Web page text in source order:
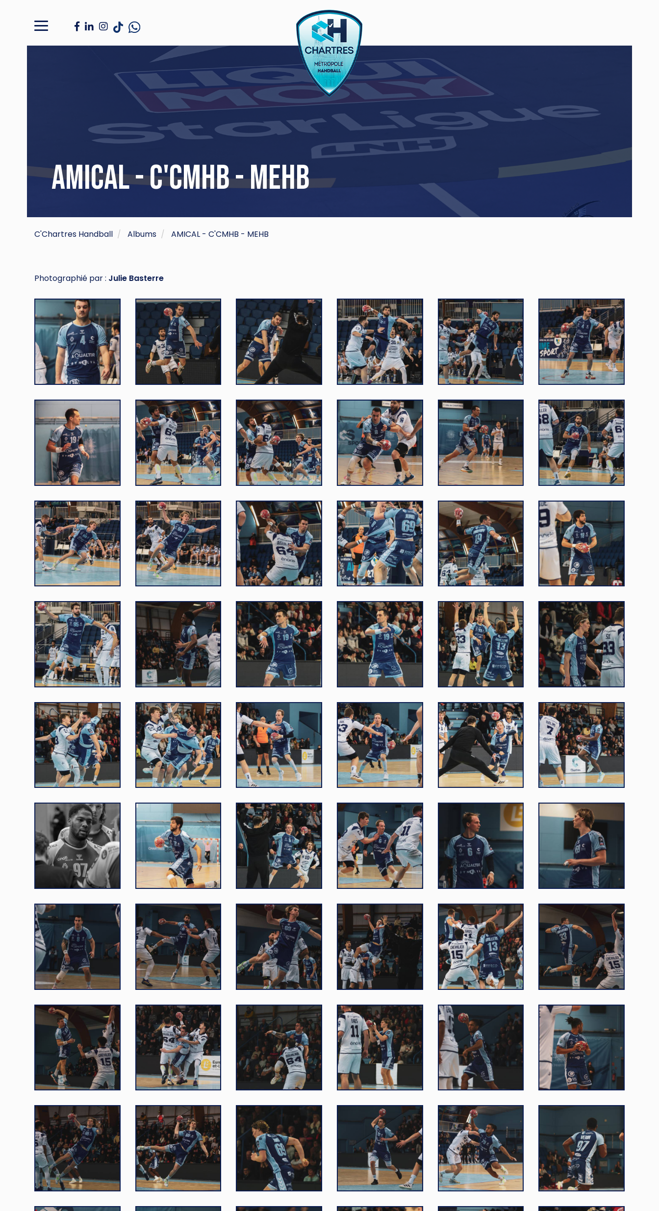
AMICAL - C'CMHB - MEHB
C'Chartres Handball Albums AMICAL - C'CMHB - MEHB
Photographié par : Julie Basterre